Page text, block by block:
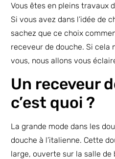
Vous êtes en pleins travaux
Si vous avez dans l’idée de
sachez que ce choix
receveur de douche. Si cela
vous, nous allons vous
Un receveur
c’est quoi ?
La grande mode dans les
douche à l’italienne. Cette
large, ouverte sur la salle de